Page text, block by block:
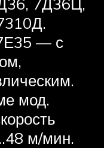
— с
мод.
м/мин.